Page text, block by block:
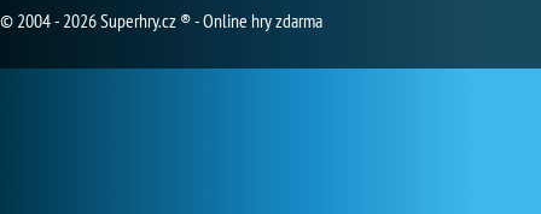
© 2004 - 2026 Superhry.cz ® - Online hry zdarma